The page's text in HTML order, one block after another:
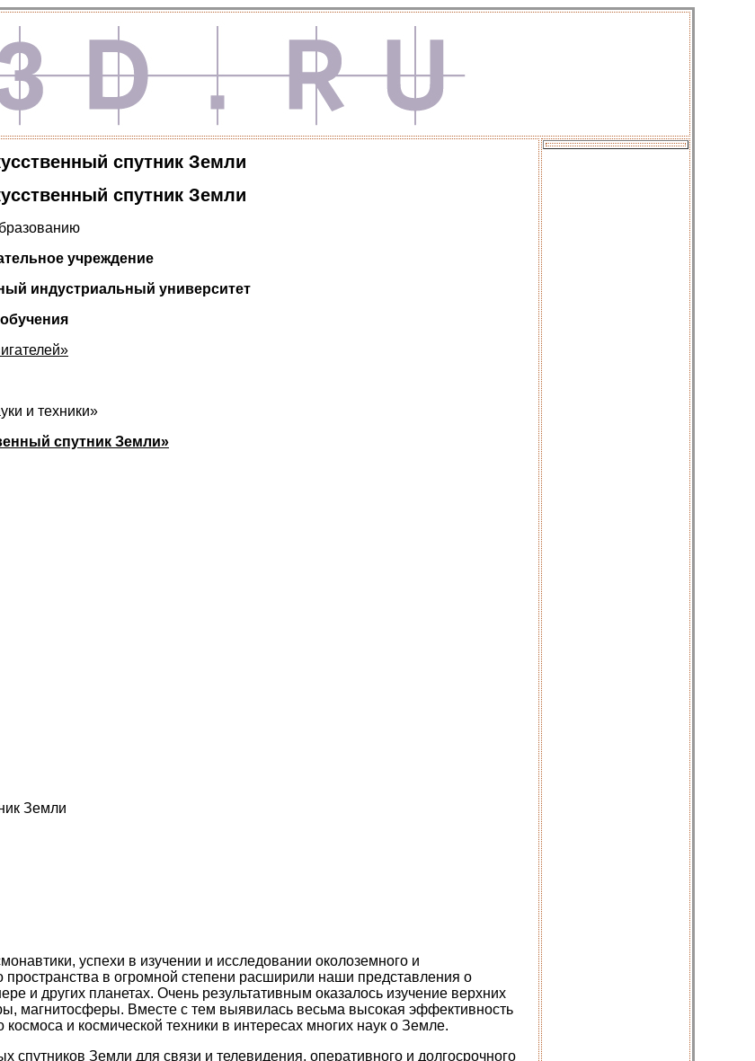
спутник Земли
спутник Земли
учреждение
индустриальный университет
и техники»
спутник Земли»
Земли
успехи в изучении и исследовании околоземного и
пространства в огромной степени расширили наши представления о
и других планетах. Очень результативным оказалось изучение верхних
магнитосферы. Вместе с тем выявилась весьма высокая эффективность
космоса и космической техники в интересах многих наук о Земле.
спутников Земли для связи и телевидения, оперативного и долгосрочного